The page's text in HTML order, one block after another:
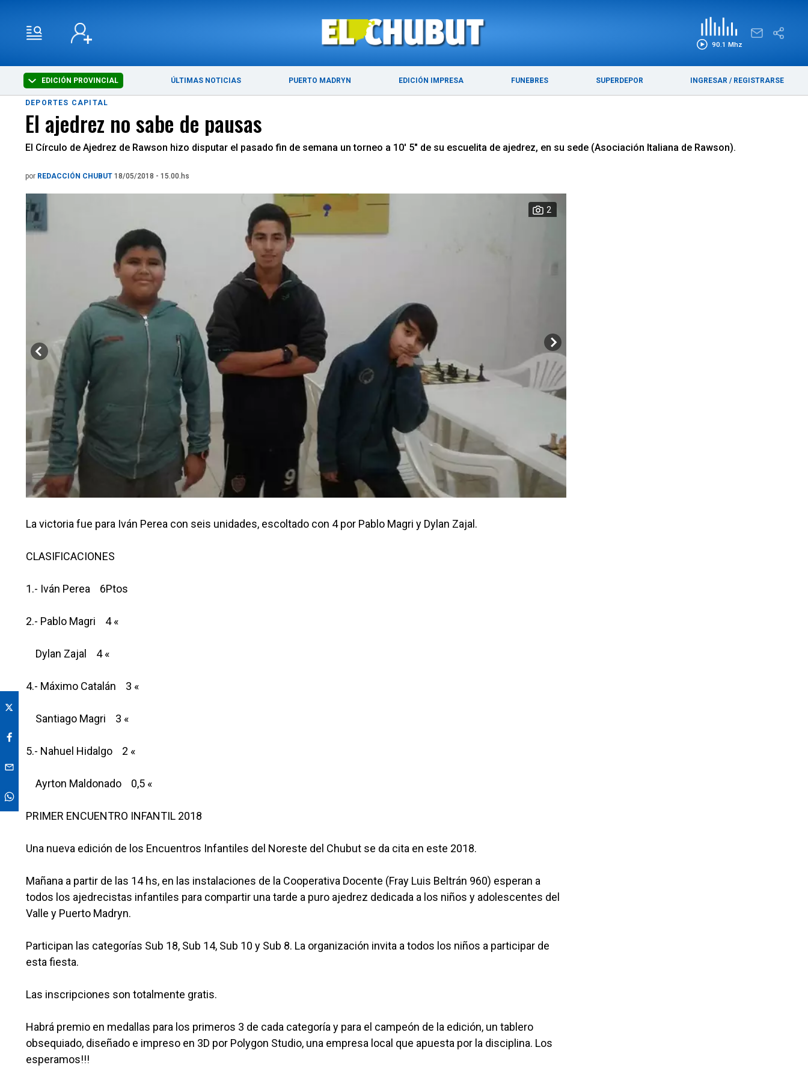
90.1 Mhz
EDICIÓN PROVINCIAL ÚLTIMAS NOTICIAS PUERTO MADRYN EDICIÓN IMPRESA FUNEBRES SUPERDEPOR INGRESAR / REGISTRARSE
ÚLTIMAS NOTICIAS PUERTO MADRYN
DEPORTES CAPITAL
El ajedrez no sabe de pausas
El Círculo de Ajedrez de Rawson hizo disputar el pasado fin de semana un torneo a 10' 5" de su escuelita de ajedrez, en su sede (Asociación Italiana de Rawson).
por REDACCIÓN CHUBUT 18/05/2018 - 15.00.hs
2
La victoria fue para Iván Perea con seis unidades, escoltado con 4 por Pablo Magri y Dylan Zajal.
CLASIFICACIONES
1.- Iván Perea 6Ptos
2.- Pablo Magri 4 «
Dylan Zajal 4 «
4.- Máximo Catalán 3 «
Santiago Magri 3 «
5.- Nahuel Hidalgo 2 «
Ayrton Maldonado 0,5 «
PRIMER ENCUENTRO INFANTIL 2018
Una nueva edición de los Encuentros Infantiles del Noreste del Chubut se da cita en este 2018.
Mañana a partir de las 14 hs, en las instalaciones de la Cooperativa Docente (Fray Luis Beltrán 960) esperan a
todos los ajedrecistas infantiles para compartir una tarde a puro ajedrez dedicada a los niños y adolescentes del
Valle y Puerto Madryn.
Participan las categorías Sub 18, Sub 14, Sub 10 y Sub 8. La organización invita a todos los niños a participar de
esta fiesta.
Las inscripciones son totalmente gratis.
Habrá premio en medallas para los primeros 3 de cada categoría y para el campeón de la edición, un tablero
obsequiado, diseñado e impreso en 3D por Polygon Studio, una empresa local que apuesta por la disciplina. Los
esperamos!!!